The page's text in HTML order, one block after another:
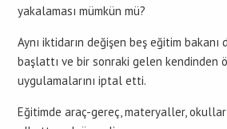
yakalaması mümkün mü?
Aynı iktidarın değişen beş eğitim
başlattı ve bir sonraki gelen kendinden
uygulamalarını iptal etti.
Eğitimde araç-gereç, materyaller,